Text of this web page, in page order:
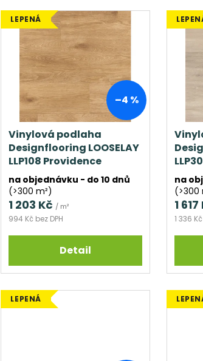
í
V
ý LEPENÁ
–4 %
Vinylová podlaha
Designflooring LOOSELAY
LLP108 Providence
na objednávku - do 10 dnů
(>300 m²)
994 Kč bez DPH
1 203 Kč / m²
Detail
na
(>300
1 336
1
LEPENÁ